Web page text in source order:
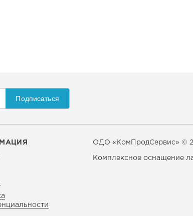
Подписаться
ОДО «КомПродСервис» ©
Комплексное оснащение